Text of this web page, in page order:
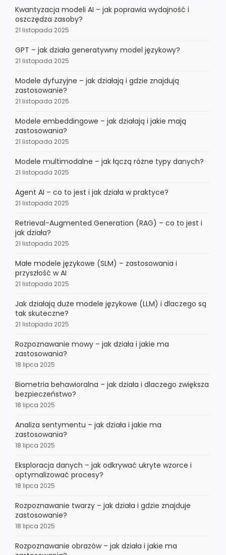
Kwantyzacja modeli AI – jak poprawia wydajność i
oszczędza zasoby?
21 listopada 2025
GPT – jak działa generatywny model językowy?
21 listopada 2025
Modele dyfuzyjne – jak działają i gdzie znajdują
zastosowanie?
21 listopada 2025
Modele embeddingowe – jak działają i jakie mają
zastosowania?
21 listopada 2025
Modele multimodalne – jak łączą różne typy danych?
21 listopada 2025
Agent AI – co to jest i jak działa w praktyce?
21 listopada 2025
Retrieval-Augmented Generation (RAG) – co to jest i
jak działa?
21 listopada 2025
Małe modele językowe (SLM) – zastosowania i
przyszłość w AI
21 listopada 2025
Jak działają duże modele językowe (LLM) i dlaczego są
tak skuteczne?
21 listopada 2025
Rozpoznawanie mowy – jak działa i jakie ma
zastosowania?
18 lipca 2025
Biometria behawioralna – jak działa i dlaczego zwiększa
bezpieczeństwo?
18 lipca 2025
Analiza sentymentu – jak działa i jakie ma
zastosowania?
18 lipca 2025
Eksploracja danych – jak odkrywać ukryte wzorce i
optymalizować procesy?
18 lipca 2025
Rozpoznawanie twarzy – jak działa i gdzie znajduje
zastosowanie?
18 lipca 2025
Rozpoznawanie obrazów – jak działa i jakie ma